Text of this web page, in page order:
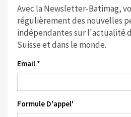
Avec la Newsletter-Batimag,
régulièrement des nouvelles
indépendantes sur l'actualité
Suisse et dans le monde.
Email *
Formule D'appel'